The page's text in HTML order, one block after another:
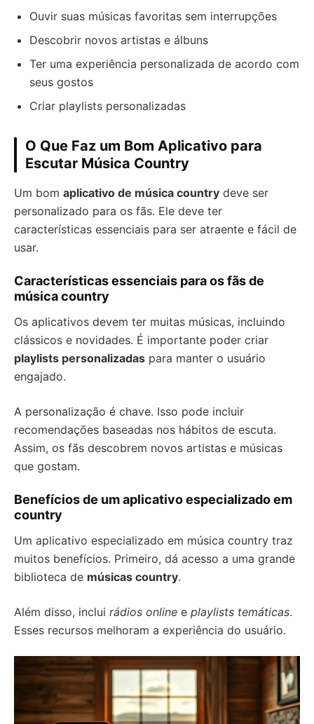
Ouvir suas músicas favoritas sem interrupções
Descobrir novos artistas e álbuns
Ter uma experiência personalizada de acordo com
seus gostos
Criar playlists personalizadas
O Que Faz um Bom Aplicativo para
Escutar Música Country
Um bom aplicativo de música country deve ser
personalizado para os fãs. Ele deve ter
características essenciais para ser atraente e fácil de
usar.
Características essenciais para os fãs de
música country
Os aplicativos devem ter muitas músicas, incluindo
clássicos e novidades. É importante poder criar
playlists personalizadas para manter o usuário
engajado.
A personalização é chave. Isso pode incluir
recomendações baseadas nos hábitos de escuta.
Assim, os fãs descobrem novos artistas e músicas
que gostam.
Benefícios de um aplicativo especializado em
country
Um aplicativo especializado em música country traz
muitos benefícios. Primeiro, dá acesso a uma grande
biblioteca de músicas country.
Além disso, inclui rádios online e playlists temáticas.
Esses recursos melhoram a experiência do usuário.